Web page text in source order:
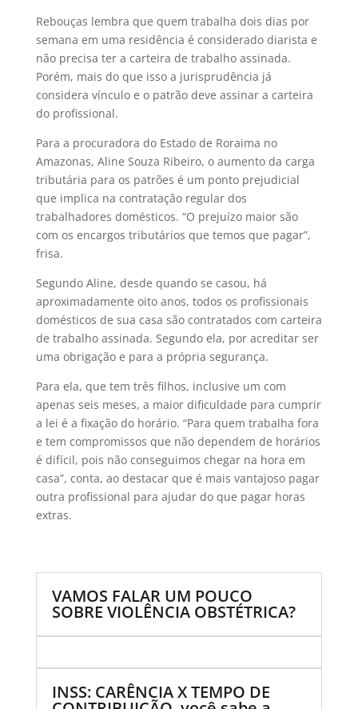
Rebouças lembra que quem trabalha dois dias por
semana em uma residência é considerado diarista e
não precisa ter a carteira de trabalho assinada.
Porém, mais do que isso a jurisprudência já
considera vínculo e o patrão deve assinar a carteira
do profissional.
Para a procuradora do Estado de Roraima no
Amazonas, Aline Souza Ribeiro, o aumento da carga
tributária para os patrões é um ponto prejudicial
que implica na contratação regular dos
trabalhadores domésticos. “O prejuízo maior são
com os encargos tributários que temos que pagar”,
frisa.
Segundo Aline, desde quando se casou, há
aproximadamente oito anos, todos os profissionais
domésticos de sua casa são contratados com carteira
de trabalho assinada. Segundo ela, por acreditar ser
uma obrigação e para a própria segurança.
Para ela, que tem três filhos, inclusive um com
apenas seis meses, a maior dificuldade para cumprir
a lei é a fixação do horário. “Para quem trabalha fora
e tem compromissos que não dependem de horários
é difícil, pois não conseguimos chegar na hora em
casa”, conta, ao destacar que é mais vantajoso pagar
outra profissional para ajudar do que pagar horas
extras.
VAMOS FALAR UM POUCO
SOBRE VIOLÊNCIA OBSTÉTRICA?
INSS: CARÊNCIA X TEMPO DE